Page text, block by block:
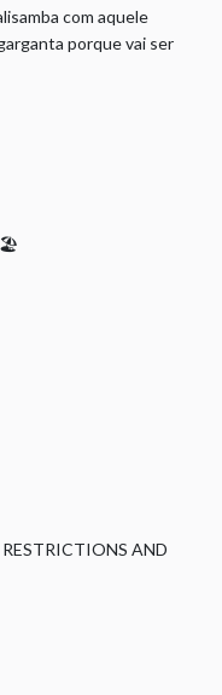
com aquele
porque vai ser
🏖
AND